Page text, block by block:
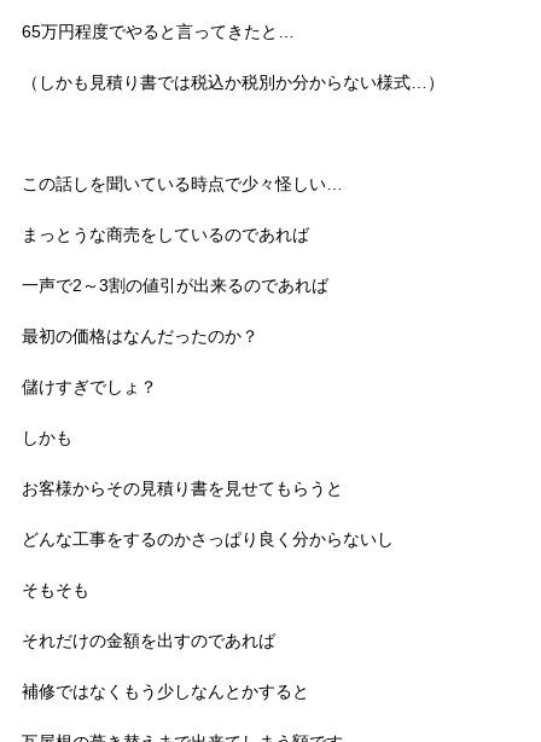
65万円程度でやると言ってきたと…
（しかも見積り書では税込か税別か分からない様式…）
この話しを聞いている時点で少々怪しい…
まっとうな商売をしているのであれば
一声で2～3割の値引が出来るのであれば
最初の価格はなんだったのか？
儲けすぎでしょ？
しかも
お客様からその見積り書を見せてもらうと
どんな工事をするのかさっぱり良く分からないし
そもそも
それだけの金額を出すのであれば
補修ではなくもう少しなんとかすると